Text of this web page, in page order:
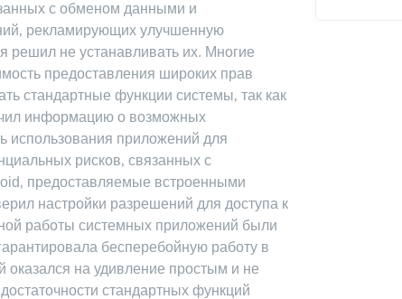
с обменом данными и
рекламирующих улучшенную
решил не устанавливать их. Многие
предоставления широких прав
стандартные функции системы‚ так как
информацию о возможных
использования приложений для
рисков‚ связанных с
предоставляемые встроенными
настройки разрешений для доступа к
работы системных приложений были
бесперебойную работу в
на удивление простым и не
стандартных функций